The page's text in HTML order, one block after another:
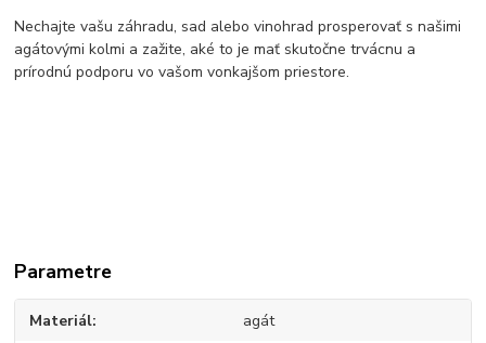
Nechajte vašu záhradu, sad alebo vinohrad prosperovať s našimi
agátovými kolmi a zažite, aké to je mať skutočne trvácnu a
prírodnú podporu vo vašom vonkajšom priestore.
Parametre
Materiál agát